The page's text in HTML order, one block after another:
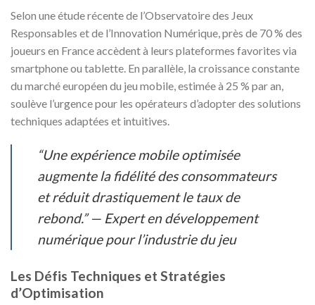
Selon une étude récente de l’Observatoire des Jeux
Responsables et de l’Innovation Numérique, près de 70 % des
joueurs en France accèdent à leurs plateformes favorites via
smartphone ou tablette. En parallèle, la croissance constante
du marché européen du jeu mobile, estimée à 25 % par an,
soulève l’urgence pour les opérateurs d’adopter des solutions
techniques adaptées et intuitives.
“Une expérience mobile optimisée
augmente la fidélité des consommateurs
et réduit drastiquement le taux de
rebond.” — Expert en développement
numérique pour l’industrie du jeu
Les Défis Techniques et Stratégies
d’Optimisation